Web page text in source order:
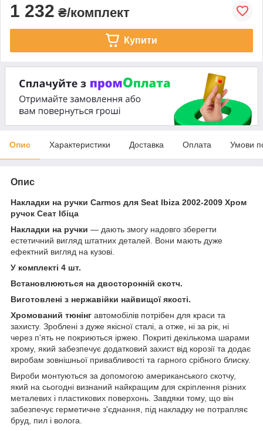
1 232 ₴/комплект
Купити
Опис Характеристики Доставка Оплата Умови
Опис
Накладки на ручки Carmos для Seat Ibiza 2002-2009 Хром
ручок Сеат Ібіца
Накладки на ручки — дають змогу надовго зберегти
естетичний вигляд штатних деталей. Вони мають дуже
ефектний вигляд на кузові.
У комплекті 4 шт.
Встановлюються на двосторонній скотч.
Виготовлені з нержавійки найвищої якості.
Хромований тюнінг автомобілів потрібен для краси та
захисту. Зроблені з дуже якісної сталі, а отже, ні за рік, ні
через п'ять не покриються іржею. Покриті декількома шарами
хрому, який забезпечує додатковий захист від корозії та додає
виробам зовнішньої привабливості та гарного срібного блиску.
Вироби монтуються за допомогою американського скотчу,
який на сьогодні визнаний найкращим для скріплення різних
металевих і пластикових поверхонь. Завдяки тому, що він
забезпечує герметичне з'єднання, під накладку не потрапляє
бруд, пил і волога.